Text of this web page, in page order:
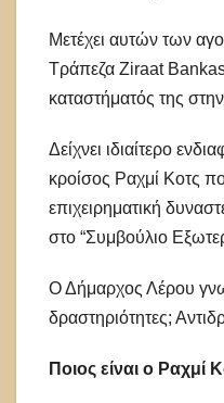
Μετέχει αυτών των
Τράπεζα Ziraat
καταστήματός της
Δείχνει ιδιαίτερο
κροίσος Ραχμί Κοτς
επιχειρηματική
στο “Συμβούλιο
Ο Δήμαρχος Λέρου
δραστηριότητες;
Ποιος είναι ο Ραχμί